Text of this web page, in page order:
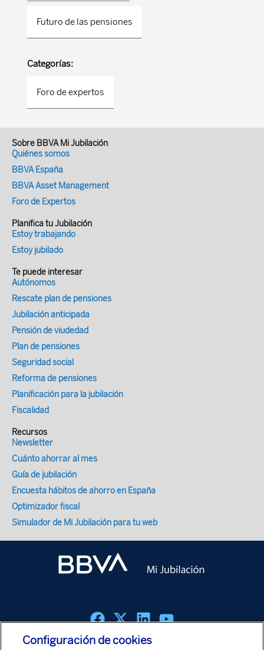
Futuro de las pensiones
Categorías:
Foro de expertos
Sobre BBVA Mi Jubilación
Quiénes somos
BBVA España
BBVA Asset Management
Foro de Expertos
Planifica tu Jubilación
Estoy trabajando
Estoy jubilado
Te puede interesar
Autónomos
Rescate plan de pensiones
Jubilación anticipada
Pensión de viudedad
Plan de pensiones
Seguridad social
Reforma de pensiones
Planificación para la jubilación
Fiscalidad
Recursos
Newsletter
Cuánto ahorrar al mes
Guía de jubilación
Encuesta hábitos de ahorro en España
Optimizador fiscal
Simulador de Mi Jubilación para tu web
Configuración de cookies